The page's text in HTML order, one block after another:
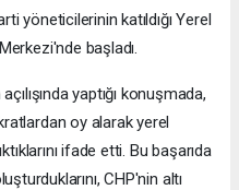
yöneticilerinin katıldığı Yerel
başladı.
yaptığı konuşmada,
oy alarak yerel
ifade etti. Bu başarıda
CHP'nin altı